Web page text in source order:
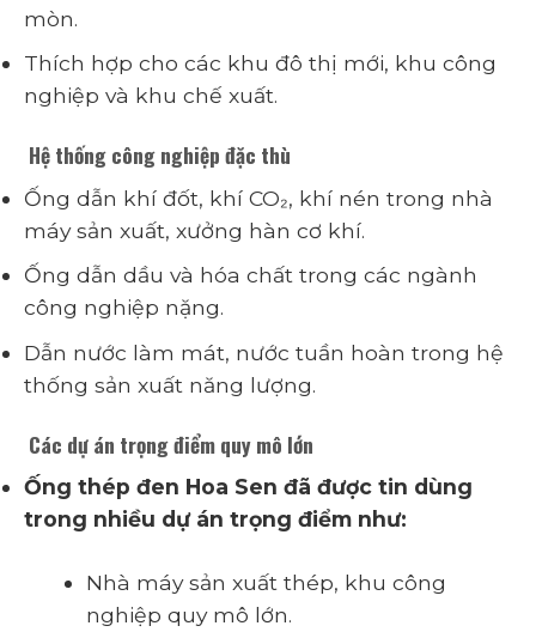
mòn.
Thích hợp cho các khu đô thị mới, khu công
nghiệp và khu chế xuất.
Hệ thống công nghiệp đặc thù
Ống dẫn khí đốt, khí CO₂, khí nén trong nhà
máy sản xuất, xưởng hàn cơ khí.
Ống dẫn dầu và hóa chất trong các ngành
công nghiệp nặng.
Dẫn nước làm mát, nước tuần hoàn trong hệ
thống sản xuất năng lượng.
Các dự án trọng điểm quy mô lớn
Ống thép đen Hoa Sen đã được tin dùng
trong nhiều dự án trọng điểm như:
Nhà máy sản xuất thép, khu công
nghiệp quy mô lớn.